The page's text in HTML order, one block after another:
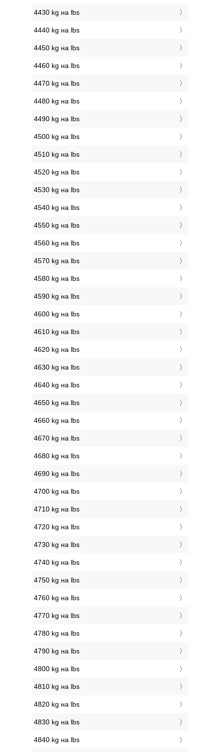
4430 kg на lbs
4440 kg на lbs
4450 kg на lbs
4460 kg на lbs
4470 kg на lbs
4480 kg на lbs
4490 kg на lbs
4500 kg на lbs
4510 kg на lbs
4520 kg на lbs
4530 kg на lbs
4540 kg на lbs
4550 kg на lbs
4560 kg на lbs
4570 kg на lbs
4580 kg на lbs
4590 kg на lbs
4600 kg на lbs
4610 kg на lbs
4620 kg на lbs
4630 kg на lbs
4640 kg на lbs
4650 kg на lbs
4660 kg на lbs
4670 kg на lbs
4680 kg на lbs
4690 kg на lbs
4700 kg на lbs
4710 kg на lbs
4720 kg на lbs
4730 kg на lbs
4740 kg на lbs
4750 kg на lbs
4760 kg на lbs
4770 kg на lbs
4780 kg на lbs
4790 kg на lbs
4800 kg на lbs
4810 kg на lbs
4820 kg на lbs
4830 kg на lbs
4840 kg на lbs